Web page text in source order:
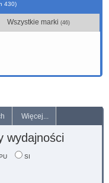
430)
Wszystkie marki (46)
Więcej...
wydajności
SI